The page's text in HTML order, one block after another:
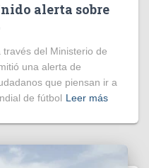
alerta sobre
del Ministerio de
una alerta de
que piensan ir a
de fútbol Leer más